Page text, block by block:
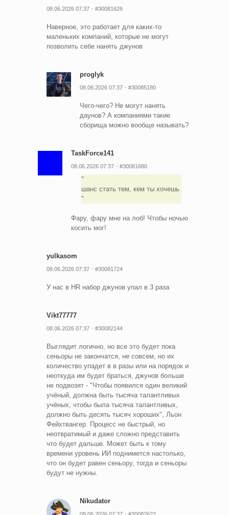
08.06.2026 07:37 #30081626
Наверное, это работает для каких-то
маленьких компаний, которые не могут
позволить себе нанять джунов
proglyk
08.06.2026 07:37 #30085180
Чего-чего? Не могут нанять
даунов? А компаниями такие
сборища можно вообще называть?
TaskForce141
08.06.2026 07:37 #30081680
шанс стать тем, кем ты хочешь
Фару, фару мне на лоб! Чтобы ночью
косить мог!
yulkasom
08.06.2026 07:37 #30081724
У нас в HR набор джунов упал в 3 раза
Vikt77777
08.06.2026 07:37 #30082144
Выглядит логично, но все это будет пока
сеньоры не закончатся, не совсем, но их
количество упадет в в разы или на порядок и
неоткуда им будет браться, джунов больше
не подвозят - "Чтобы появился один великий
учёный, должна быть тысяча талантливых
учёных; чтобы была тысяча талантливых,
должно быть десять тысяч хороших", Льон
Фейхтвангер. Процесс не быстрый, но
неотвратимый и даже сложно представить
что будет дальше. Может быть к тому
времени уровень ИИ поднимется настолько,
что он будет равен сеньору, тогда и сеньоры
будут не нужны.
Nikudator